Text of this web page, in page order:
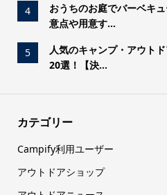
4
おうちのお庭でバーベキ
意点や用意す...
5
人気のキャンプ・アウト
20選！【決...
カテゴリー
Campify利用ユーザー
アウトドアショップ